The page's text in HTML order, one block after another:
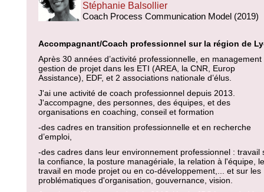
Stéphanie Balsollier
Coach Process Communication Model (2019)
Accompagnant/Coach professionnel sur la région de
Après 30 années d’activité professionnelle, en management
gestion de projet dans les ETI (AREA, la CNR, Europ
Assistance), EDF, et 2 associations nationale d’élus.
J'ai une activité de coach professionnel depuis 2013.
J'accompagne, des personnes, des équipes, et des
organisations en coaching, conseil et formation
-des cadres en transition professionnelle et en recherche
d’emploi,
-des cadres dans leur environnement professionnel : travail
la confiance, la posture managériale, la relation à l'équipe, le
travail en mode projet ou en co-développement,... et sur les
problématiques d'organisation, gouvernance, vision.